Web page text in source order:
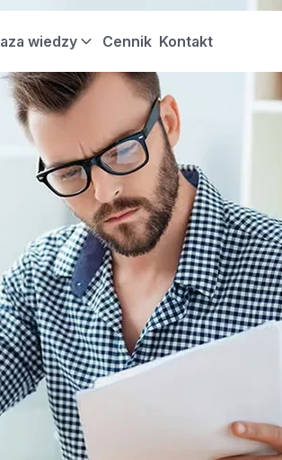
wiedzy Cennik Kontakt
celem wyjaśnienia problemu.